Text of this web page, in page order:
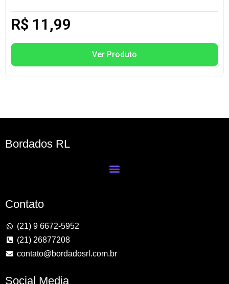
R$ 11,99
Ver Produto
Bordados RL
Contato
(21) 9 6672-5952
(21) 26877208
contato@bordadosrl.com.br
Social Media